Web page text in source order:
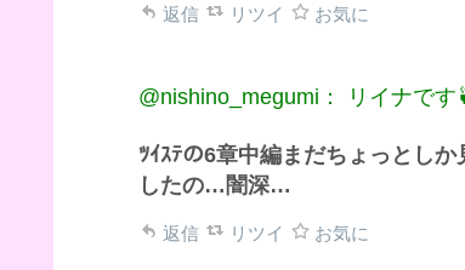
返信 リツイ お気に
@nishino_megumi： リイナです
ﾂｲｽﾃの6章中編まだちょっとし
したの…闇深…
返信 リツイ お気に